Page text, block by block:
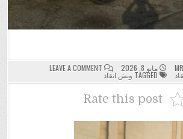
مايو 8, 2026 LEAVE A COMMENT
ON
ونش
انقاذ
ونش انقاذ
Rate this post